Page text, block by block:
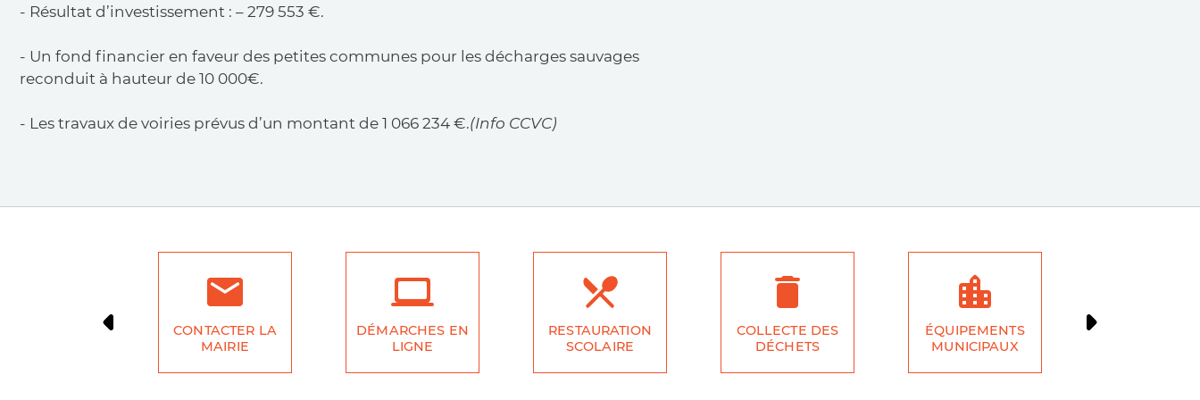
- Résultat d’investissement : – 279 553 €.
- Un fond financier en faveur des petites communes pour les décharges sauvages
reconduit à hauteur de 10 000€.
- Les travaux de voiries prévus d’un montant de 1 066 234 €.(Info CCVC)
CONTACTER LA
MAIRIE
DÉMARCHES EN
LIGNE
RESTAURATION
SCOLAIRE
COLLECTE DES
DÉCHETS
ÉQUIPEMENTS
MUNICIPAUX